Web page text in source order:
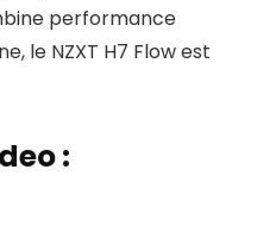
performance
le NZXT H7 Flow est
: